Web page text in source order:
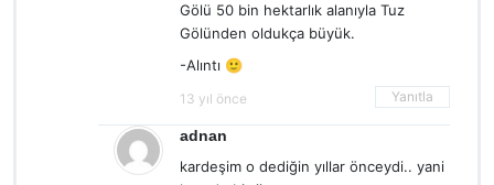
Gölü 50 bin hektarlık alanıyla Tuz
Gölünden oldukça büyük.
-Alıntı 🙂
13 yıl önce Yanıtla
adnan
kardeşim o dediğin yıllar önceydi.. yani